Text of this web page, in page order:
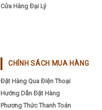
Cửa Hàng Đại Lý
CHÍNH SÁCH MUA HÀNG
Đặt Hàng Qua Điện Thoại
Hướng Dẫn Đặt Hàng
Phương Thức Thanh Toán